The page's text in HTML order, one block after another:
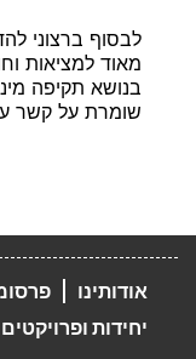
לבסוף ברצוני
מאוד למציאות
בנושא תקיפה
שומרת על קשר
אודותינו
יחידות ופרויקטים